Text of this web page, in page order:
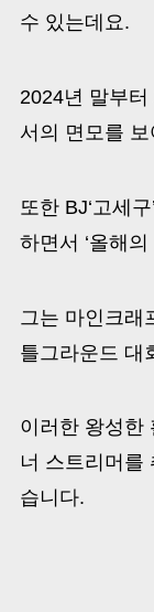
수 있는데요.
2024년 말부
서의 면모를
또한 BJ‘고세
하면서 ‘올해
그는 마인크래
틀그라운드 대
이러한 왕성한
너 스트리머를
습니다.